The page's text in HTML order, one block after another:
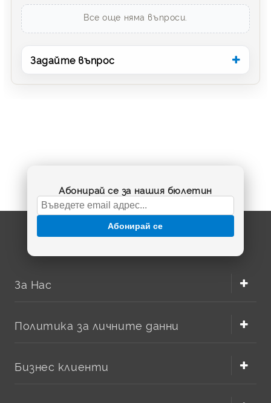
Все още няма въпроси.
Задайте въпрос
Абонирай се за нашия бюлетин
Абонирай се
За Нас
Политика за личните данни
Бизнес клиенти